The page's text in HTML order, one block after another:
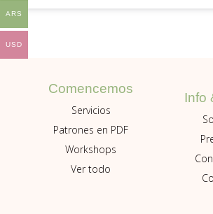
Comencemos
Servicios
Patrones en PDF
Workshops
Ver todo
Info
ARS
USD